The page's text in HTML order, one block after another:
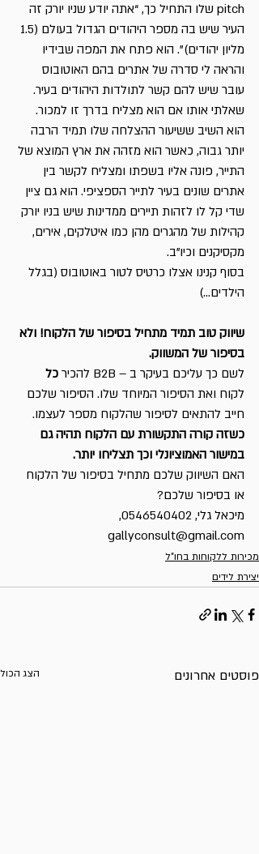
pitch שלו התחיל כך, “אתה יודע שניו יורק זה
מליון יהודים)”. הוא פתח את המפה שבידיו
והראה לי סדרה של אתרים בהם האוטובוס
עובר שיש להם קשר לתולדות היהודים בעיר.
שאלתי אותו אם הוא מצליח בדרך זו למכור.
הוא השיב ששיעור ההצלחה שלו תמיד הרבה
יותר גבוה, כאשר הוא מזהה את ארץ המוצא של
התייר, פונה אליו בשפתו ומצליח לקשר בין
אתרים שונים בעיר לתייר הספציפי. הוא גם ציין
שדי קל לו לזהות תיירים ממדינות שיש בניו יורק
קהילות של מהגרים מהן כמו איטלקים, אירים,
מקסיקנים וכיו”ב.
בסוף קנינו אצלו כרטיס לטור באוטובוס (בגלל
הילדים…)
שיווק טוב תמיד מתחיל בסיפור של הלקוח! ולא
בסיפור של המשווק.
לשם כך עליכם בעיקר ב – B2B להכיר
כל
לקוח ואת הסיפור המיוחד שלו. הסיפור שלכם
חייב להתאים לסיפור שהלקוח מספר לעצמו.
כשזה קורה התקשורת עם הלקוח תהיה גם
במישור האמוציונלי וכך תצליחו יותר.
האם השיווק שלכם מתחיל בסיפור של הלקוח
או בסיפור שלכם?
מיכאל גלי, 0546540402,
gallyconsult@gmail.com
מכירות ללקוחות בחו"ל
יצירת לידים
פוסטים אחרונים הצג הכול